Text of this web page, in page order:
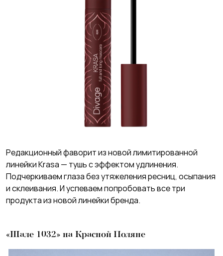
Редакционный фаворит из новой лимитированной
линейки Krasa — тушь с эффектом удлинения.
Подчеркиваем глаза без утяжеления ресниц, осыпания
и склеивания. И успеваем попробовать все три
продукта из новой линейки бренда.
«Шале 1032» на Красной Поляне